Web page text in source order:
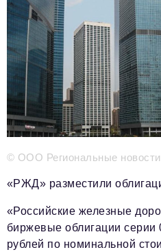
Информационный отдел
info@business-magazine.online
Отдел рекламы
reklama@business-
Отдел распространения/
podpiska@business-
Отдел по работе с партнерами
partner@business-
© ООО Региональные новости
«РЖД» разместили
«Российские железные
биржевые облигации серии
рублей по номинальной